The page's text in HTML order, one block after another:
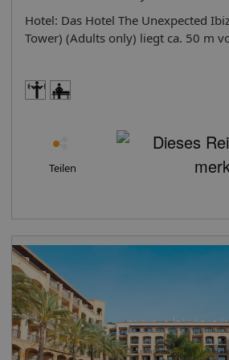
ZIMMER ist 33 m² groß und verfügt
Ausstattung mit Kingsize-Bett oder
Hydromassage-Dusche und Smart-
möblierte Terrasse mit Liegestuhl
ein. Zudem bietet das Zimmer einen
Ladestation und einen
SUPERIOR SWIM UP CLUB
verfügt über eine exklusive Terrasse
Dusche, ein Kingsize-Bett oder zwei
Smart-Toilette, ein 49'' Flachbild-
Soundsystem, eine USB-
ein elektronischer Safe. Die SUITE
und verfügt über ein Kingsize-Bett,
Dusche, eine Hydromassage-
sowie eine Smart-Toilette. Die Suite
separates Wohnzimmer, ein
Hotel: Das Hotel The Unexpected Ibiza (ex The Ushuaia Tower) (Adults only) liegt ca. 50 m vom Sandstrand Playa Den Bossa entfernt. Am Strand sind Sonnenschirme und Sonnenliegen kostenlos verfügbar. Die Stadt IBIZA ist ca. 5 km entfernt (San Antonio ca. 19 km, Santa Eulalia ca. 19 km). Ein Supermarkt ist nach ca. 20 m zu erreichen. Die nächstgelegenen Bars und Restaurants erreichen Sie nach rund 100 m. Auch die nächste Diskothek liegt rund 100 m entfernt. Weitere Unterhaltungsangebote wie ein Kino sind in ca. 5 km Entfernung zu finden. Folgende Sehenswürdigkeiten sind vom Hotel aus erreichbar: Salinas Beach (ca. 7 km), Es Vedra (ca. 20 m) und Yacht Club Marina Botafoch (ca. 6 km). Für Mobilität im Urlaub sorgen neben einem Mietwagen-Verleih auch ein Taxistand (ca. 100 m) und eine Bushaltestelle (ca. 50 m entfernt). Zur ärztlichen Versorgung im Notfall befindet sich ein Krankenhaus in etwa 5 km Entfernung. Der Flughafen (IBZ) ist ca. 4 km entfernt. Zwischen Hotel und Flughafen verkehrt ein Shuttle (gegen Gebühr). Lage: USHUAÏA Ibiza Beach Hotel in Playa d'en Bossa verteilt auf 8 Etagen, in 6 Gebäuden und hat 417 Zimmer. Das Hotel liegt 50 m vom Sandstrand entfernt. Die nächstgelegenen Städte des Hotels sind: IBIZA (5 km), San Antonio (19 km) und Santa Eulalia (19 km). In der Nähe zum Hotel befinden sich ein Taxistand, eine Bushaltestelle, Supermärkte, Bars/Restaurants und eine Disco. Vom Hotel aus erreichbar: Flughafen IBZ (5 km), Salinas Beach (7 km), Es Vedra (20 m), Aguamar Waterpark (150 m) und Yacht Club Marina Botafoch (6 km). Ausstattung der Anlage: Die 2025 zuletzt teilrenovierte Clubanlage verfügt über insgesamt 181 Zimmer. Sie bietet ihren Gästen eine 24h geöffnete Rezeption (Check In ab 15:00 Uhr, Check out bis 12:00 Uhr), eine Lobby, insgesamt 4 Lifte, eine Klimaanlage, einen Safe (kostenlos), einen Friseur, einen Shop, einen Parkplatz (gegen Gebühr) sowie eine Geldwechsel-Möglichkeit. Für das leibliche Wohl sorgen 5 Restaurants (klimatisiert). In den beiden Bars im Hotel freut man sich auf Ihren Besuch. WLAN steht den Hotelgästen kostenlos zur Verfügung. Weiterhin bietet das Hotel einen Konferenzbereich mit insgesamt 200 Sitzplätzen und Internetzugang. Für Gäste, die auf einen Rollstuhl angewiesen sind, bietet das Hotel einen rollstuhlgerechten Lift, teilweise rollstuhlgerechte Badezimmer und barrierefreie Zugänge. Die Zimmerreinigung ist kostenlos. Zimmer-Service, Wäsche-/Bügel-Service und medizinischer Service sind gegen Gebühr. Zimmerausstattung: Einzelbelegung Superior Zimmer Club (Balkon oder Terrasse): Mit Twinbett, Minibar (geg. Gebühr), Balkon oder Terrasse, Internet (kostenlos), Safe (kostenlos), Kapsel‑Kaffeemaschine (geg. Gebühr) und Flatscreen-Sat-TV sowie zentral gesteuerter Klimaanlage (von April bis Oktober). Handtücher werden täglich gewechselt. Einzelbelegung Superior Zimmer Club (Balkon oder Terrasse): Doppel Superior Zimmer Club (Balkon oder Terrasse): Mit Twinbett, Minibar (geg. Gebühr), Balkon oder Terrasse, Internet (kostenlos), Safe (kostenlos), Kapsel‑Kaffeemaschine (geg. Gebühr) und Flatscreen-Sat-TV sowie zentral gesteuerter Klimaanlage (von April bis Oktober). Handtücher werden täglich gewechselt. Doppel Superior Zimmer Club (Balkon oder Terrasse): Dreifach Superior Zimmer Club (Balkon oder Terrasse): Mit Twinbett, Minibar (geg. Gebühr), Balkon oder Terrasse, Internet (kostenlos), Safe (kostenlos), Kapsel‑Kaffeemaschine (geg. Gebühr) und Flatscreen-Sat-TV sowie zentral gesteuerter Klimaanlage (von April bis Oktober). Handtücher werden täglich gewechselt. Dreifach Superior Zimmer Club (Balkon oder Terrasse): Einzelbelegung Superior Zimmer Tower (Balkon oder Terrasse): Mit Twinbett, Minibar (geg. Gebühr), Balkon oder Terrasse, Internet (kostenlos), Safe (kostenlos), Kapsel‑Kaffeemaschine (geg. Gebühr) und Flatscreen-Sat-TV sowie zentral gesteuerter Klimaanlage (von April bis Oktober). Handtücher werden täglich gewechselt. Einzelbelegung Superior Zimmer Tower (Balkon oder Terrasse): Doppel Superior Zimmer Tower (Balkon oder Terrasse): Mit Twinbett, Minibar (geg. Gebühr), Balkon oder Terrasse, Internet (kostenlos), Safe (kostenlos), Kapsel‑Kaffeemaschine (geg. Gebühr) und Flatscreen-Sat-TV sowie zentral gesteuerter Klimaanlage (von April bis Oktober). Handtücher werden täglich gewechselt. Doppel Superior Zimmer Tower (Balkon oder Terrasse): Doppel Anything Can Happen Suite Tower (Balkon oder Terrasse): Mit Twinbett, Minibar (geg. Gebühr), Balkon oder Terrasse, Internet (kostenlos), Safe (kostenlos), Kapsel‑Kaffeemaschine (geg. Gebühr) und Flatscreen-Sat-TV sowie zentral gesteuerter Klimaanlage (von April bis Oktober). Handtücher werden täglich gewechselt. Doppel Anything Can Happen Suite Tower (Balkon oder Terrasse): Doppel Superior Zimmer Club (SwimUp-Pool Terrasse): Mit Twinbett, Minibar (geg. Gebühr), Balkon oder Terrasse, Internet (kostenlos), Safe (kostenlos), Kapsel‑Kaffeemaschine (geg. Gebühr) und Flatscreen-Sat-TV sowie zentral gesteuerter Klimaanlage (von April bis Oktober). Handtücher werden täglich gewechselt. Doppel Superior Zimmer Club (SwimUp-Pool Terrasse): Doppel Anything Can Happen Suite Tower (Buehnenblick, Balkon oder Terrasse): Mit Twinbett, Minibar (geg. Gebühr), Balkon oder Terrasse, Internet (kostenlos), Safe (kostenlos), Kapsel‑Kaffeemaschine (geg. Gebühr) und Flatscreen-Sat-TV sowie zentral gesteuerter Klimaanlage (von April bis Oktober). Handtücher werden täglich gewechselt. Doppel Anything Can Happen Suite Tower (Buehnenblick, Balkon oder Terrasse): Doppel Suite Club (Balkon oder Terrasse): Mit Twinbett, Minibar (geg. Gebühr), Balkon oder Terrasse, Internet (kostenlos), Safe (kostenlos) und Flatscreen-Sat-TV sowie zentral gesteuerter Klimaanlage (von April bis Oktober). Handtücher werden täglich gewechselt. Doppel Suite Club (Balkon oder Terrasse): Doppel Fashion Victim Zimmer Tower (Balkon oder Terrasse): Mit Twinbett, Minibar (geg. Gebühr), Balkon oder Terrasse, Internet (kostenlos), Safe (kostenlos), Kapsel‑Kaffeemaschine (geg. Gebühr) und Flatscreen-Sat-TV sowie zentral gesteuerter Klimaanlage (von April bis Oktober). Handtücher werden täglich gewechselt. Doppel Fashion Victim Zimmer Tower (Balkon oder Terrasse): Doppel Superior Zimmer Club (Partyblick, Balkon oder Terrasse): Mit Twinbett, Minibar (geg. Gebühr), Balkon oder Terrasse, Internet (kostenlos), Safe (kostenlos), Kapsel‑Kaffeemaschine (geg. Gebühr) und Flatscreen-Sat-TV sowie zentral gesteuerter Klimaanlage (von April bis Oktober). Handtücher werden täglich gewechselt. Doppel Superior Zimmer Club
Teilen